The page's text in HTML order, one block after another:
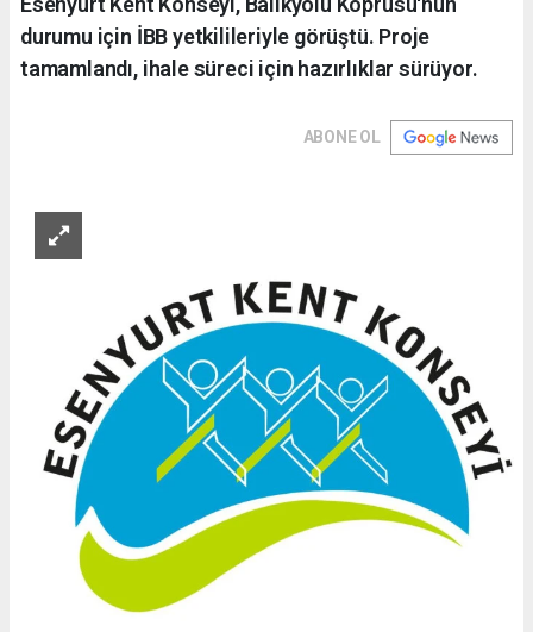
durumu için İBB yetkilileriyle görüştü. Proje
tamamlandı, ihale süreci için hazırlıklar sürüyor.
ABONE OL